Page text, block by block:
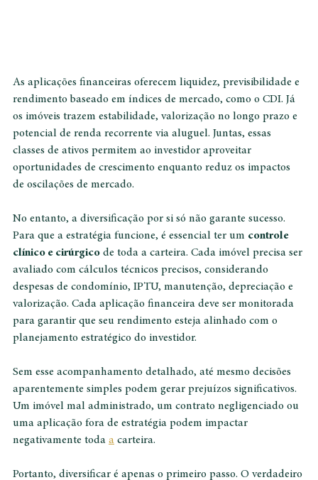
As aplicações financeiras oferecem liquidez, previsibilidade e
rendimento baseado em índices de mercado, como o CDI. Já
os imóveis trazem estabilidade, valorização no longo prazo e
potencial de renda recorrente via aluguel. Juntas, essas
classes de ativos permitem ao investidor aproveitar
oportunidades de crescimento enquanto reduz os impactos
No entanto, a diversificação por si só não garante sucesso.
Para que a estratégia funcione, é essencial ter um controle
clínico e cirúrgico de toda a carteira. Cada imóvel precisa ser
avaliado com cálculos técnicos precisos, considerando
despesas de condomínio, IPTU, manutenção, depreciação e
valorização. Cada aplicação financeira deve ser monitorada
para garantir que seu rendimento esteja alinhado com o
Sem esse acompanhamento detalhado, até mesmo decisões
aparentemente simples podem gerar prejuízos significativos.
Um imóvel mal administrado, um contrato negligenciado ou
uma aplicação fora de estratégia podem impactar